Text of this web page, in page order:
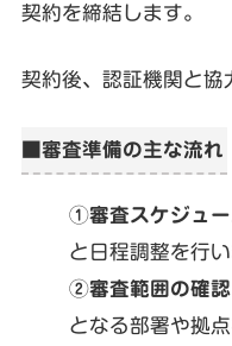
契約を締結します。
契約後、認証機関と協
■審査準備の主な流れ
①審査スケジュー
と日程調整を行い
②審査範囲の確認
となる部署や拠